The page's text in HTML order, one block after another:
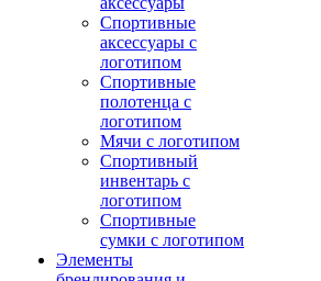
Спортивные
аксессуары с
логотипом
Спортивные
полотенца с
логотипом
Мячи с логотипом
Спортивный
инвентарь с
логотипом
Спортивные
сумки с логотипом
Элементы